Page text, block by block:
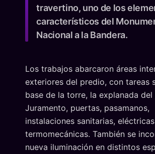
travertino, uno de los
característicos del
Nacional a la Bandera.
Los trabajos abarcaron áreas
exteriores del predio, con tareas
base de la torre, la explanada del
Juramento, puertas, pasamanos,
instalaciones sanitarias,
termomecánicas. También se
nueva iluminación en distintos